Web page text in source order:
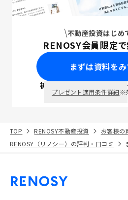
不動産投資はじめ
RENOSY会員限定で
まずは資料を
初回面談で ポイン
プレゼント適用条件詳細※
TOP RENOSY不動産投資
お客様の
RENOSY（リノシー）の評判・口コミ